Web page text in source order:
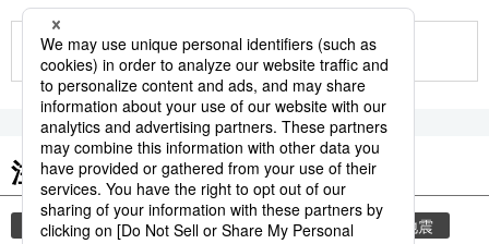
もっと見る
注目のキーワード
共同通信ニュース 気象・災害 気象庁 地震